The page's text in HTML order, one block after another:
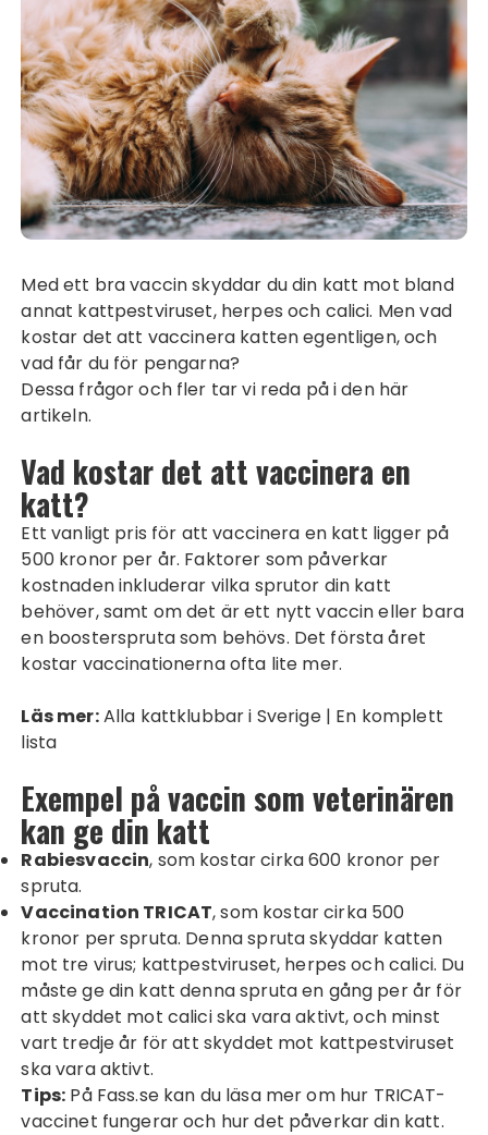
Med ett bra vaccin skyddar du din katt mot bland
annat kattpestviruset, herpes och calici. Men vad
kostar det att vaccinera katten egentligen, och
vad får du för pengarna?
Dessa frågor och fler tar vi reda på i den här
artikeln.
Vad kostar det att vaccinera en
katt?
Ett vanligt pris för att vaccinera en katt ligger på
500 kronor per år. Faktorer som påverkar
kostnaden inkluderar vilka sprutor din katt
behöver, samt om det är ett nytt vaccin eller bara
en boosterspruta som behövs. Det första året
kostar vaccinationerna ofta lite mer.
Läs mer:Alla kattklubbar i Sverige | En komplett
lista
Exempel på vaccin som veterinären
kan ge din katt
Rabiesvaccin, som kostar cirka 600 kronor per
spruta.
Vaccination TRICAT, som kostar cirka 500
kronor per spruta. Denna spruta skyddar katten
mot tre virus; kattpestviruset, herpes och calici. Du
måste ge din katt denna spruta en gång per år för
att skyddet mot calici ska vara aktivt, och minst
vart tredje år för att skyddet mot kattpestviruset
ska vara aktivt.
Tips: På Fass.sekan du läsa mer om hur TRICAT-
vaccinet fungerar och hur det påverkar din katt.